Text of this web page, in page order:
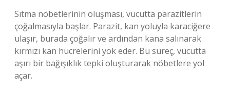
Sıtma nöbetlerinin oluşması, vücutta parazitlerin
çoğalmasıyla başlar. Parazit, kan yoluyla karaciğere
ulaşır, burada çoğalır ve ardından kana salınarak
kırmızı kan hücrelerini yok eder. Bu süreç, vücutta
aşırı bir bağışıklık tepki oluşturarak nöbetlere yol
açar.